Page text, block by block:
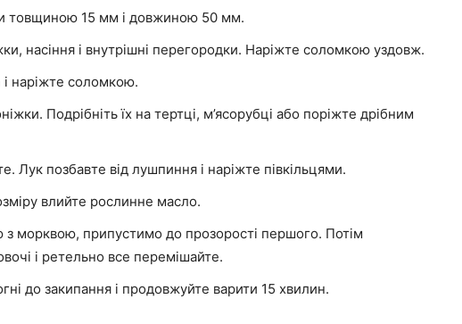
товщиною 15 мм і довжиною 50 мм.
насіння і внутрішні перегородки. Наріжте соломкою уздовж.
і наріжте соломкою.
Подрібніть їх на тертці, м’ясорубці або поріжте дрібним
Лук позбавте від лушпиння і наріжте півкільцями.
влийте рослинне масло.
з морквою, припустимо до прозорості першого. Потім
і ретельно все перемішайте.
до закипання і продовжуйте варити 15 хвилин.